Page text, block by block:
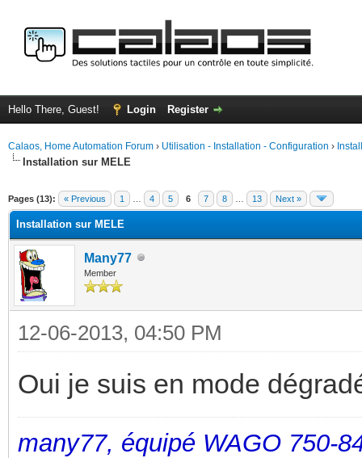
Hello There, Guest! Login Register
Calaos, Home Automation Forum › Utilisation - Installation - Configuration ›
Installation sur MELE
Pages (13): « Previous 1 4 5 6 7 8 13 Next »
Installation sur MELE
Many77
Member
12-06-2013, 04:50 PM
Oui je suis en mode
many77, équipé WAGO 750-